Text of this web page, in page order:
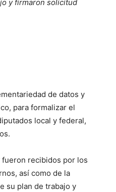
y firmaron solicitud
de datos y
para formalizar el
local y federal,
fueron recibidos por los
así como de la
su plan de trabajo y